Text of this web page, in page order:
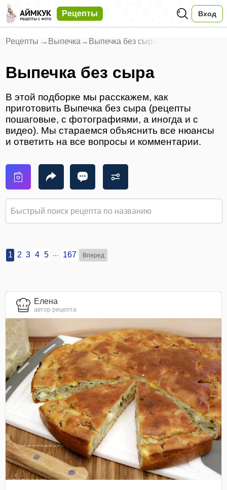
Рецепты Вход
Рецепты → Выпечка → Выпечка без сыра
Выпечка без сыра
В этой подборке мы расскажем, как
приготовить Выпечка без сыра (рецепты
пошаговые, с фотографиями, а иногда и с
видео). Мы стараемся объяснить все нюансы
и ответить на все вопросы и комментарии.
1 2 3 4 5 ... 167 Вперед
Елена
автор рецепта